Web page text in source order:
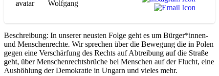
Wolfgang
Beschreibung: In unserer neusten Folge geht es um Bürger*innen-
und Menschenrechte. Wir sprechen über die Bewegung die in Polen
gegen eine Verschärfung des Rechts auf Abtreibung auf die Straße
geht, über Menschenrechtsbrüche bei Menschen auf der Flucht, eine
Aushöhlung der Demokratie in Ungarn und vieles mehr.